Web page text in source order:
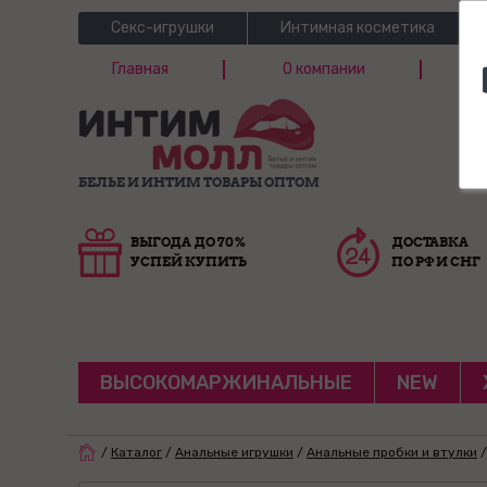
Секс-игрушки Интимная косметика
Главная О компании
БЕЛЬЕ И ИНТИМ ТОВАРЫ ОПТОМ
ВЫГОДА ДО 70%
УСПЕЙ КУПИТЬ
ДОСТАВКА
ПО РФ И СНГ
ВЫСОКОМАРЖИНАЛЬНЫЕ NEW
/ Каталог / Анальные игрушки / Анальные пробки и втулки /